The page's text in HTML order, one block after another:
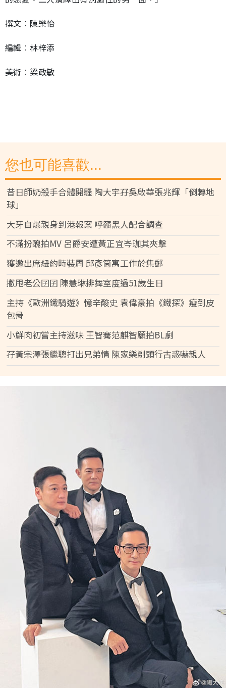
撰文︰陳樂怡
編輯︰林梓添
美術︰梁政敏
您也可能喜歡...
昔日師奶殺手合體開騷 陶大宇孖吳啟華張兆輝「倒轉地
球」
大牙自爆親身到港報案 呼籲黑人配合調查
不滿扮醜拍MV 呂爵安遭黃正宜岑珈其夾擊
獲邀出席紐約時裝周 邱彥筒寓工作於集郵
撇甩老公囝囝 陳慧琳排舞室度過51歲生日
主持《歐洲鐵騎遊》憶辛酸史 袁偉豪拍《鐵探》瘦到皮
包骨
小鮮肉初嘗主持滋味 王智騫范麒智願拍BL劇
孖黃宗澤張繼聰打出兄弟情 陳家樂剃頭行古惑嚇親人